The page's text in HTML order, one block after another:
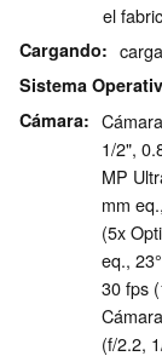
el
Cargando
Sistema
Cámara
1/2",
MP
mm
(5x
eq.,
30 fps
(f/2.2,